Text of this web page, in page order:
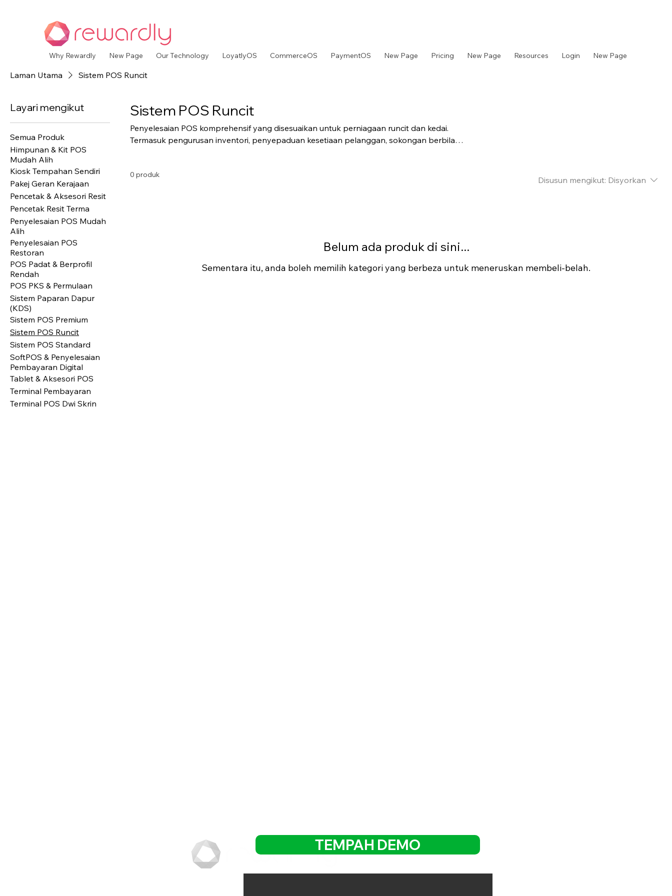
Why Rewardly New Page Our Technology LoyatlyOS CommerceOS PaymentOS New Page Pricing New Page Resources Login New Page
Laman Utama Sistem POS Runcit
Layari mengikut
Semua Produk
Himpunan & Kit POS
Mudah Alih
Kiosk Tempahan Sendiri
Pakej Geran Kerajaan
Pencetak & Aksesori Resit
Pencetak Resit Terma
Penyelesaian POS Mudah
Alih
Penyelesaian POS
Restoran
POS Padat & Berprofil
Rendah
POS PKS & Permulaan
Sistem Paparan Dapur
(KDS)
Sistem POS Premium
Sistem POS Runcit
Sistem POS Standard
SoftPOS & Penyelesaian
Pembayaran Digital
Tablet & Aksesori POS
Terminal Pembayaran
Terminal POS Dwi Skrin
Sistem POS Runcit
Penyelesaian POS komprehensif yang disesuaikan untuk perniagaan runcit dan kedai.
Termasuk pengurusan inventori, penyepaduan kesetiaan pelanggan, sokongan berbilang
0 produk
Disusun mengikut: Disyorkan
Belum ada produk di sini...
Sementara itu, anda boleh memilih kategori yang berbeza untuk meneruskan membeli-belah.
TEMPAH DEMO